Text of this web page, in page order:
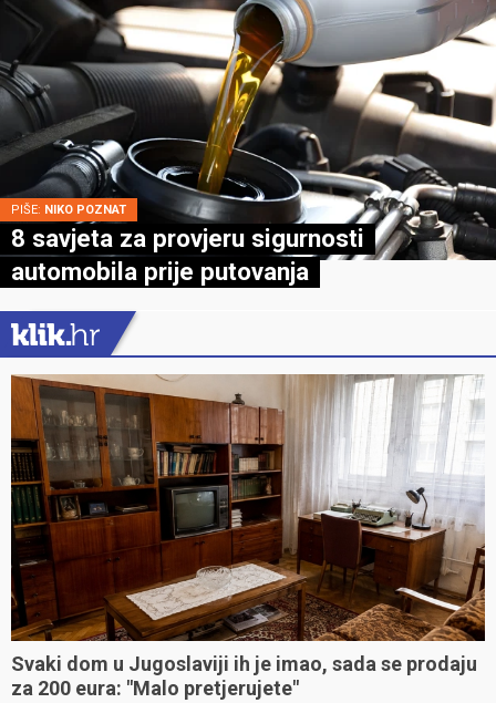
PIŠE: NIKO POZNAT
8 savjeta za provjeru sigurnosti
automobila prije putovanja
Svaki dom u Jugoslaviji ih je imao, sada se prodaju
za 200 eura: "Malo pretjerujete"